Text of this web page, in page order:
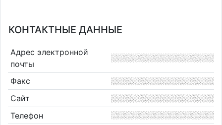
КОНТАКТНЫЕ ДАННЫЕ
Адрес электронной
почты
Факс
Сайт
Телефон